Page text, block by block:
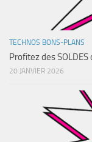
TECHNOS BONS-PLANS
Profitez des SOLDES
20 JANVIER 2026